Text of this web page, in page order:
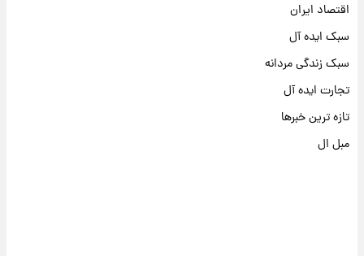
اقتصاد ایران
سبک ایده آل
سبک زندگی مردانه
تجارت ایده آل
تازه ترین خبرها
مبل ال